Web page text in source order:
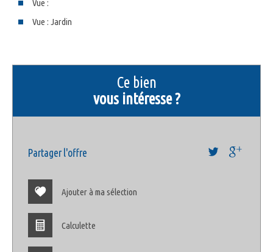
Vue :
Vue : Jardin
ce bien
vous intéresse ?
Partager l'offre
Ajouter à ma sélection
Calculette